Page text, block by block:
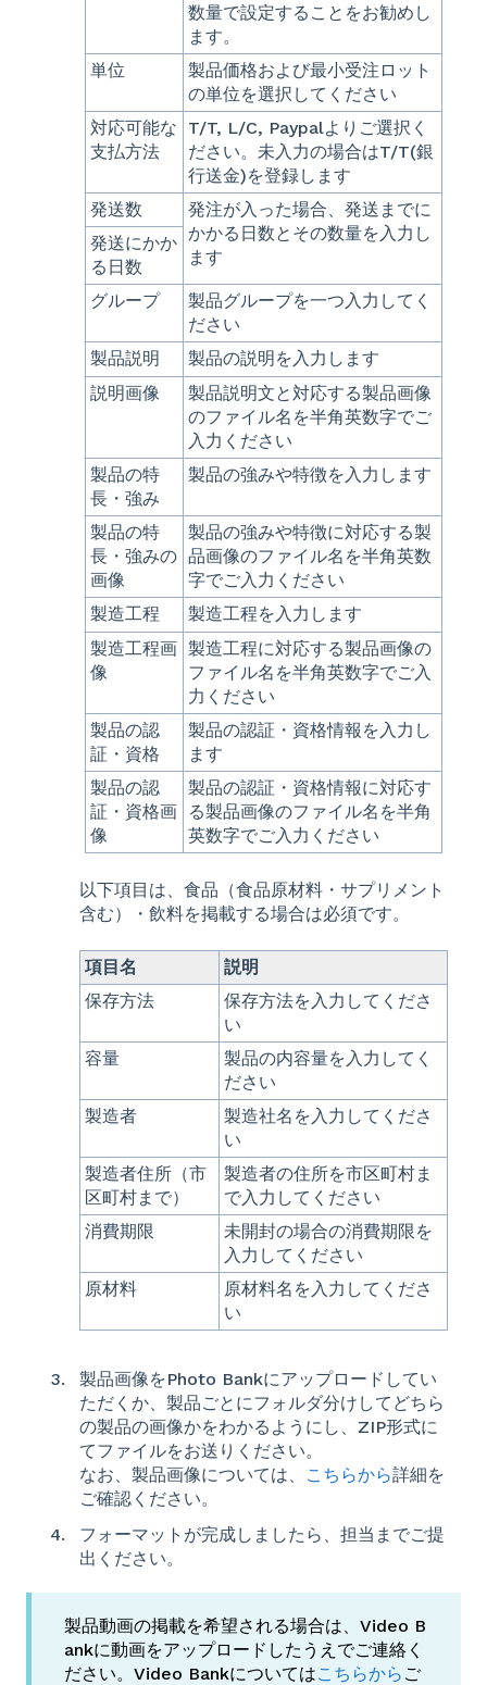
数量で設定することをお勧めし
ます。
単位
製品価格および最小受注ロット
の単位を選択してください
対応可能な
支払方法
T/T, L/C, Paypalよりご選択く
ださい。未入力の場合はT/T(銀
行送金)を登録します
発送数
発注が入った場合、発送までに
かかる日数とその数量を入力し
ます
発送にかか
る日数
グループ
製品グループを一つ入力してく
ださい
製品説明
製品の説明を入力します
説明画像
製品説明文と対応する製品画像
のファイル名を半角英数字でご
入力ください
製品の特
長・強み
製品の強みや特徴を入力します
製品の特
長・強みの
画像
製品の強みや特徴に対応する製
品画像のファイル名を半角英数
字でご入力ください
製造工程
製造工程を入力します
製造工程画
像
製造工程に対応する製品画像の
ファイル名を半角英数字でご入
力ください
製品の認
証・資格
製品の認証・資格情報を入力し
ます
製品の認
証・資格画
像
製品の認証・資格情報に対応す
る製品画像のファイル名を半角
英数字でご入力ください
以下項目は、食品（食品原材料・サプリメント
含む）・飲料を掲載する場合は必須です。
項目名
説明
保存方法
保存方法を入力してくださ
い
容量
製品の内容量を入力してく
ださい
製造者
製造社名を入力してくださ
い
製造者住所（市
区町村まで）
製造者の住所を市区町村ま
で入力してください
消費期限
未開封の場合の消費期限を
入力してください
原材料
原材料名を入力してくださ
い
製品画像をPhoto Bankにアップロードしてい
ただくか、製品ごとにフォルダ分けしてどちら
の製品の画像かをわかるようにし、ZIP形式に
てファイルをお送りください。
なお、製品画像については、
こちらから詳細を
ご確認ください。
フォーマットが完成しましたら、担当までご提
出ください。
製品動画の掲載を希望される場合は、Video B
ankに動画をアップロードしたうえでご連絡く
ださい。Video Bankについてはこちらから ご